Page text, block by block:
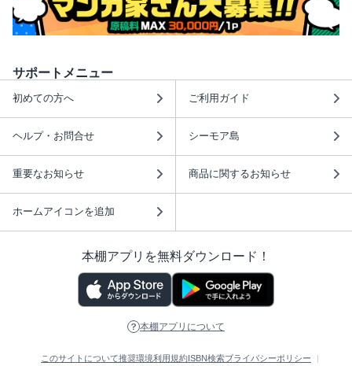
サポートメニュー
初めての方へ ご利用ガイド
ヘルプ・お問合せ シーモア島
重要なお知らせ 商品に関するお知らせ
ホームアイコンを追加
本棚アプリを無料ダウンロード！
本棚アプリについて
このサイトについて推奨環境利用規約 ISBN検索プライバシーポリシー